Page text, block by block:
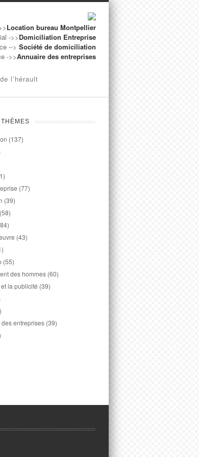
Location bureau Montpellier
->>Domiciliation Entreprise
--> Société de domiciliation
->>Annuaire des entreprises
l’hérault
(137)
(77)
(39)
(58)
(43)
(55)
des hommes (60)
la publicité (39)
entreprises (39)